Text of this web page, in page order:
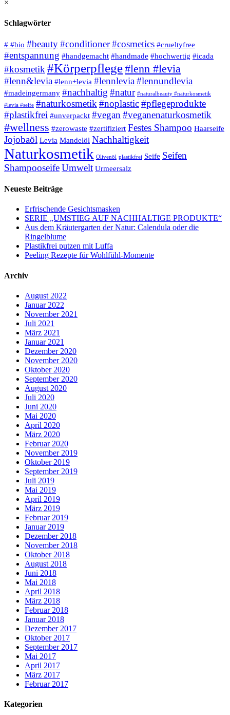
×
Schlagwörter
# #bio #beauty#conditioner#cosmetics #crueltyfree
#entspannung #handgemacht #handmade #hochwertig #icada
#kosmetik #Körperpflege#lenn #levia
#lenn&levia #lenn+levia #lennlevia#lennundlevia
#madeingermany #nachhaltig #natur #naturalbeauty #naturkosmetik
#levia #seife #naturkosmetik #noplastic#pflegeprodukte
#plastikfrei #unverpackt #vegan #veganenaturkosmetik
#wellness #zerowaste #zertifiziert Festes Shampoo Haarseife
Jojobaöl Levia Mandelöl Nachhaltigkeit
Naturkosmetik Olivenöl plastikfrei Seife Seifen
ShampooseifeUmwelt Urmeersalz
Neueste Beiträge
Erfrischende Gesichtsmasken
SERIE „UMSTIEG AUF NACHHALTIGE PRODUKTE“
Aus dem Kräutergarten der Natur: Calendula oder die
Ringelblume
Plastikfrei putzen mit Luffa
Peeling Rezepte für Wohlfühl-Momente
Archiv
August 2022
Januar 2022
November 2021
Juli 2021
März 2021
Januar 2021
Dezember 2020
November 2020
Oktober 2020
September 2020
August 2020
Juli 2020
Juni 2020
Mai 2020
April 2020
März 2020
Februar 2020
November 2019
Oktober 2019
September 2019
Juli 2019
Mai 2019
April 2019
März 2019
Februar 2019
Januar 2019
Dezember 2018
November 2018
Oktober 2018
August 2018
Juni 2018
Mai 2018
April 2018
März 2018
Februar 2018
Januar 2018
Dezember 2017
Oktober 2017
September 2017
Mai 2017
April 2017
März 2017
Februar 2017
Kategorien